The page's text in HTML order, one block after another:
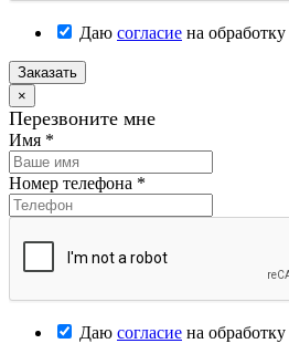
Даю согласие на обработку
Заказать
×
Перезвоните мне
Имя *
Номер телефона *
Даю согласие на обработку